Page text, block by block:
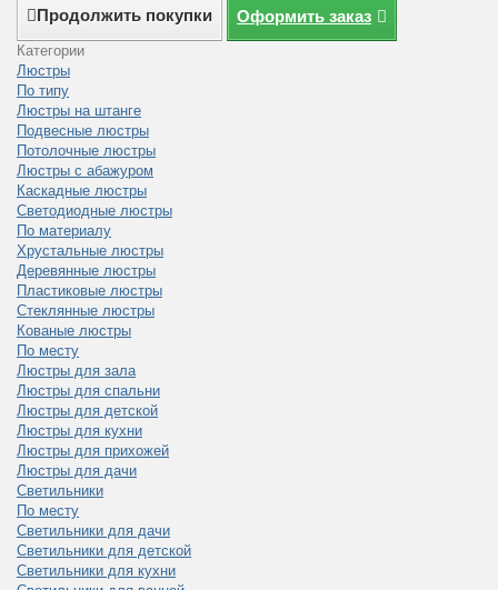
Продолжить покупки Оформить заказ
Категории
Люстры
По типу
Люстры на штанге
Подвесные люстры
Потолочные люстры
Люстры с абажуром
Каскадные люстры
Светодиодные люстры
По материалу
Хрустальные люстры
Деревянные люстры
Пластиковые люстры
Стеклянные люстры
Кованые люстры
По месту
Люстры для зала
Люстры для спальни
Люстры для детской
Люстры для кухни
Люстры для прихожей
Люстры для дачи
Светильники
По месту
Светильники для дачи
Светильники для детской
Светильники для кухни